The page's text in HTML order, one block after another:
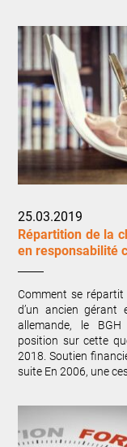
25.03.2019
Répartition de la
en responsabilité
Comment se
d’un ancien gérant
allemande, le
position sur cette
2018. Soutien
suite En 2006, une